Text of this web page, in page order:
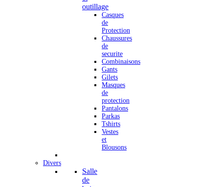
outillage
Casques
de
Protection
Chaussures
de
securite
Combinaisons
Gants
Gilets
Masques
de
protection
Pantalons
Parkas
Tshirts
Vestes
et
Blousons
Divers
Salle
de